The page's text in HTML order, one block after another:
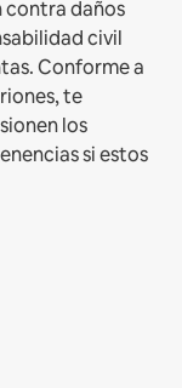
daños
civil
Conforme a
te
los
si estos